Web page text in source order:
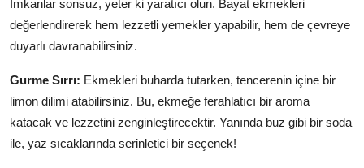
İmkanlar sonsuz, yeter ki yaratıcı olun. Bayat ekmekleri
değerlendirerek hem lezzetli yemekler yapabilir, hem de çevreye
duyarlı davranabilirsiniz.
Gurme Sırrı: Ekmekleri buharda tutarken, tencerenin içine bir
limon dilimi atabilirsiniz. Bu, ekmeğe ferahlatıcı bir aroma
katacak ve lezzetini zenginleştirecektir. Yanında buz gibi bir soda
ile, yaz sıcaklarında serinletici bir seçenek!